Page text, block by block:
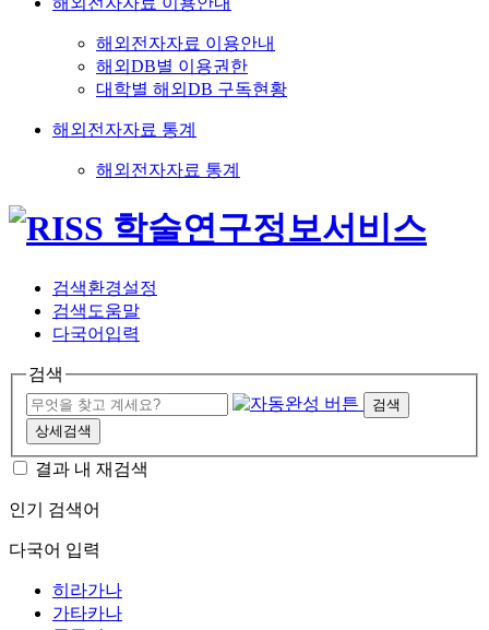
해외전자자료 이용안내
해외DB별 이용권한
대학별 해외DB 구독현황
해외전자자료 통계
해외전자자료 통계
검색환경설정
검색도움말
다국어입력
검색
검색
상세검색
결과 내 재검색
인기 검색어
다국어 입력
히라가나
가타카나